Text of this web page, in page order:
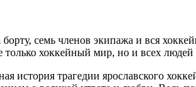
семь членов экипажа и вся
хоккейный мир, но и всех людей
история трагедии ярославского